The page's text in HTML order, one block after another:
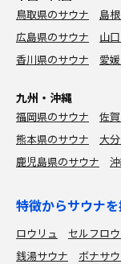
鳥取県のサウナ 島
広島県のサウナ
山
香川県のサウナ
愛
九州・沖縄
福岡県のサウナ 佐
熊本県のサウナ
大
鹿児島県のサウナ
特徴からサウナ
ロウリュ セルフロ
銭湯サウナ
ボナサ